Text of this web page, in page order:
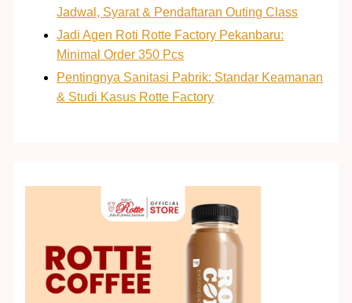
Jadwal, Syarat & Pendaftaran Outing Class
Jadi Agen Roti Rotte Factory Pekanbaru:
Minimal Order 350 Pcs
Pentingnya Sanitasi Pabrik: Standar Keamanan
& Studi Kasus Rotte Factory